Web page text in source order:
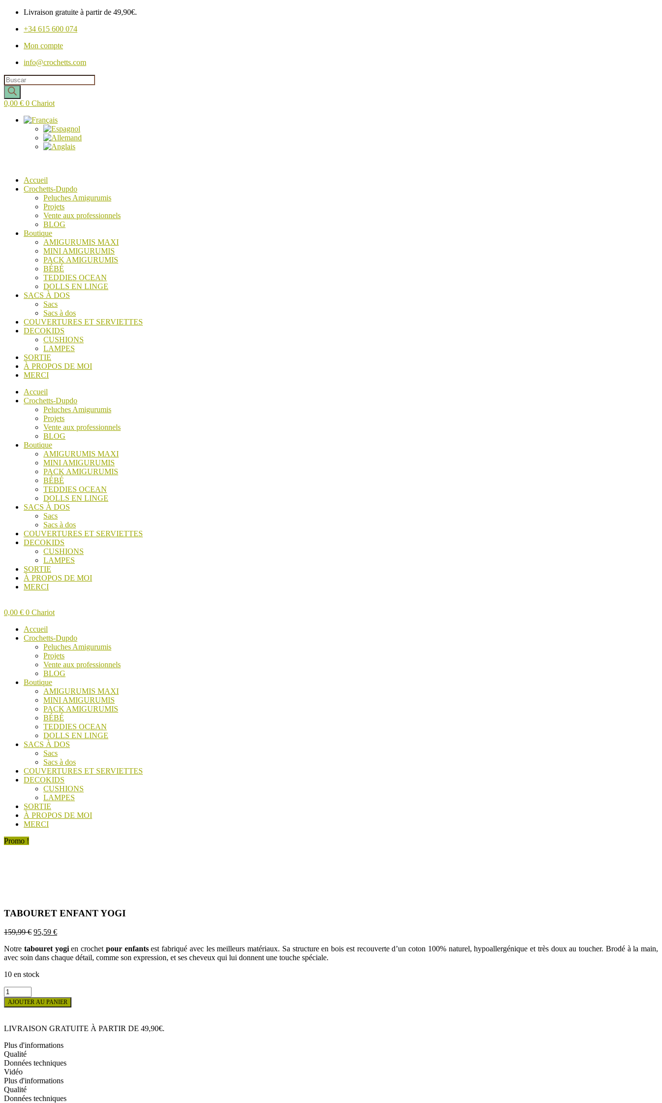
Livraison gratuite à partir de 49,90€.
+34 615 600 074
Mon compte
info@crochetts.com
Recherche
de
produits
0,00 € 0 Chariot
Accueil
Crochetts-Dupdo
Peluches Amigurumis
Projets
Vente aux professionnels
BLOG
Boutique
AMIGURUMIS MAXI
MINI AMIGURUMIS
PACK AMIGURUMIS
BÉBÉ
TEDDIES OCEAN
DOLLS EN LINGE
SACS À DOS
Sacs
Sacs à dos
COUVERTURES ET SERVIETTES
DECOKIDS
CUSHIONS
LAMPES
SORTIE
À PROPOS DE MOI
MERCI
Accueil
Crochetts-Dupdo
Peluches Amigurumis
Projets
Vente aux professionnels
BLOG
Boutique
AMIGURUMIS MAXI
MINI AMIGURUMIS
PACK AMIGURUMIS
BÉBÉ
TEDDIES OCEAN
DOLLS EN LINGE
SACS À DOS
Sacs
Sacs à dos
COUVERTURES ET SERVIETTES
DECOKIDS
CUSHIONS
LAMPES
SORTIE
À PROPOS DE MOI
MERCI
0,00 € 0 Chariot
Accueil
Crochetts-Dupdo
Peluches Amigurumis
Projets
Vente aux professionnels
BLOG
Boutique
AMIGURUMIS MAXI
MINI AMIGURUMIS
PACK AMIGURUMIS
BÉBÉ
TEDDIES OCEAN
DOLLS EN LINGE
SACS À DOS
Sacs
Sacs à dos
COUVERTURES ET SERVIETTES
DECOKIDS
CUSHIONS
LAMPES
SORTIE
À PROPOS DE MOI
MERCI
Promo !
TABOURET ENFANT YOGI
159,99€ Le
initial
était :
95,59 €Le
actuel
est :
Notre tabouret yogien crochet pour enfantsest fabriqué avec les meilleurs matériaux. Sa structure en bois est recouverte d’un coton 100% naturel, hypoallergénique et très doux au toucher. Brodé à la main,
avec soin dans chaque détail, comme son expression, et ses cheveux qui lui donnent une touche spéciale.
10 en stock
quantité
de
TABOURET
YOGI
AJOUTER AU PANIER
LIVRAISON GRATUITE À PARTIR DE 49,90€.
Plus d'informations
Qualité
Données techniques
Vidéo
Plus d'informations
Qualité
Données techniques